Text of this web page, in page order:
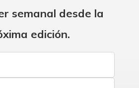
semanal desde la
edición.